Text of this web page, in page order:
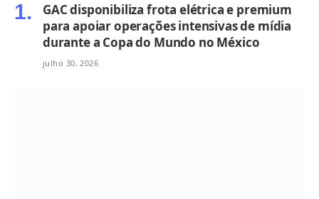
GAC disponibiliza frota elétrica e premium
para apoiar operações intensivas de mídia
durante a Copa do Mundo no México
julho 30, 2026